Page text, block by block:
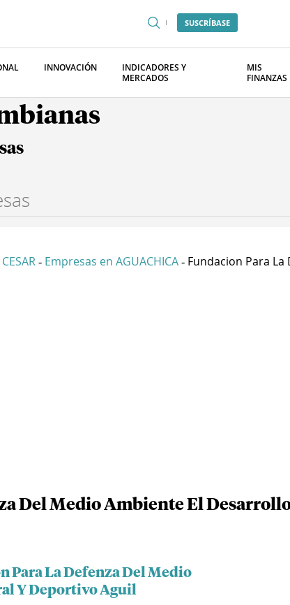
SUSCRÍBASE
INNOVACIÓN
INDICADORES Y
MERCADOS
MIS
FINANZAS
- Empresas en AGUACHICA - Fundacion Para La
Del Medio Ambiente El
Para La Defenza Del Medio
Y Deportivo Aguil